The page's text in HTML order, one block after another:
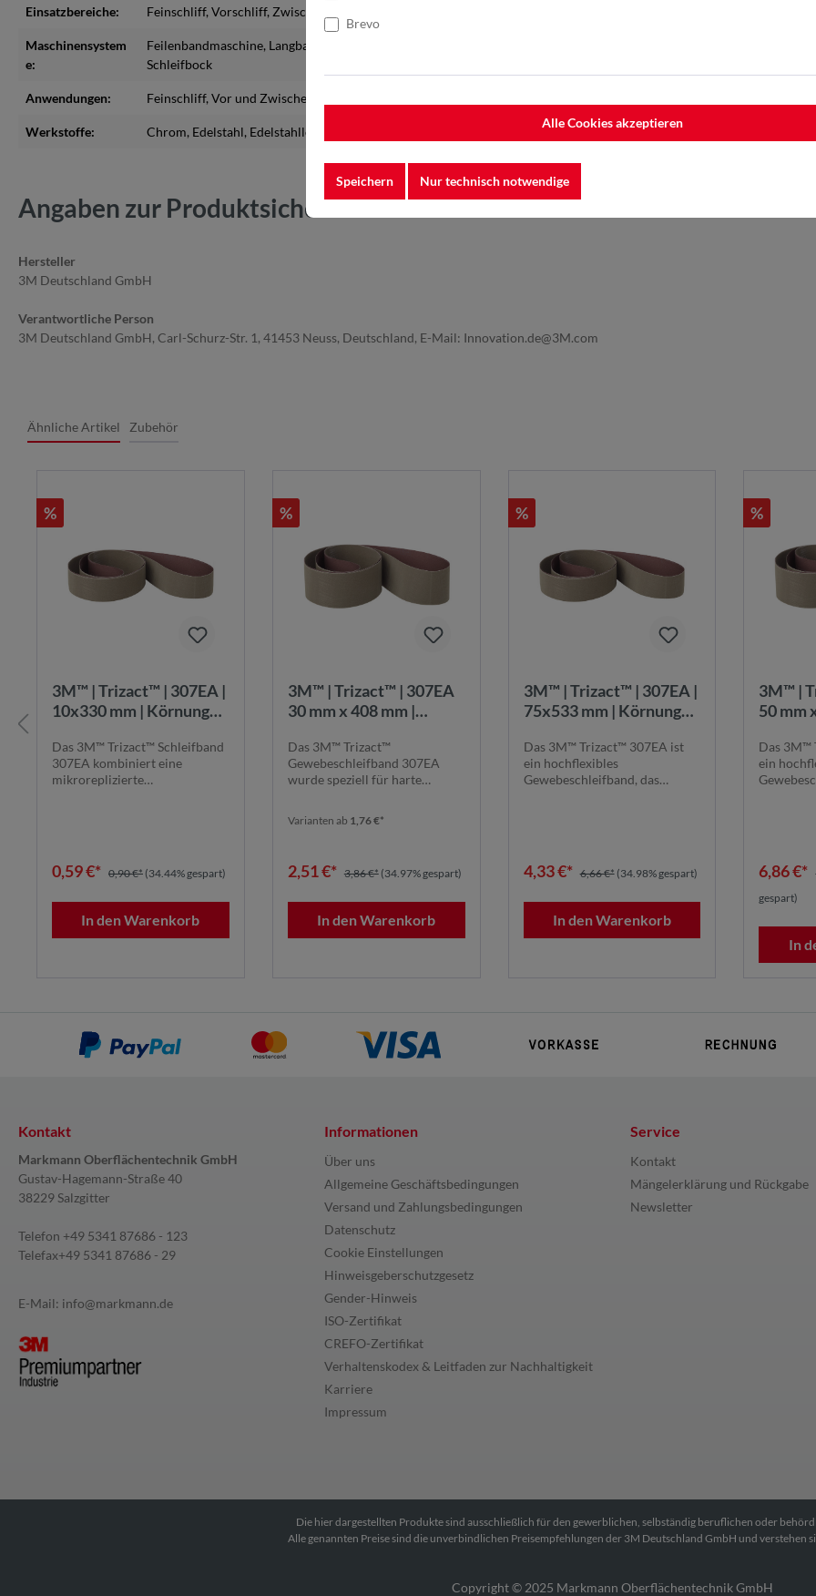
Einsatzbereiche: Feinschliff, Vorschliff, Zwischenschliff
Maschinensystem
e:
Feilenbandmaschine, Langbandmaschine
Schleifbock
Anwendungen: Feinschliff, Vor und Zwischenschliff
Werkstoffe: Chrom, Edelstahl, Edelstahllegierungen , Titan
Angaben zur Produktsicherheit
Hersteller
3M Deutschland GmbH
Verantwortliche Person
3M Deutschland GmbH, Carl-Schurz-Str. 1, 41453 Neuss, Deutschland, E-Mail: Innovation.de@3M.com
Ähnliche Artikel Zubehör
%
3M™ | Trizact™ | 307EA |
10x330 mm | Körnung
Strukturiertes 3M™
Schleifmittel für
gleichmäßiges Finish
Das 3M™ Trizact™ Schleifband
307EA kombiniert eine
mikroreplizierte
0,59 €* 0,90 €* (34.44% gespart)
In den Warenkorb
%
3M™ | Trizact™ | 307EA
30 mm x 408 mm |
Strukturiertes 3M™
Schleifmittel für
gleichmäßiges Finish |
Das 3M™ Trizact™
Gewebeschleifband 307EA
wurde speziell für harte
Varianten ab 1,76 €*
2,51 €* 3,86 €* (34.97% gespart)
In den Warenkorb
%
3M™ | Trizact™ | 307EA |
75x533 mm | Körnung
Strukturiertes 3M™
Schleifmittel für
gleichmäßiges Finish
Das 3M™ Trizact™ 307EA ist
ein hochflexibles
Gewebeschleifband, das
4,33 €* 6,66 €* (34.98% gespart)
In den Warenkorb
%
3M™ |
50 mm
Das 3M™
ein
6,86 €*
gespart)
In
Kontakt
Markmann Oberflächentechnik GmbH
Gustav-Hagemann-Straße 40
38229 Salzgitter
Telefon +49 5341 87686 - 123
Telefax+49 5341 87686 - 29
E-Mail: info@markmann.de
Informationen
Über uns
Allgemeine Geschäftsbedingungen
Versand und Zahlungsbedingungen
Datenschutz
Cookie Einstellungen
Hinweisgeberschutzgesetz
Gender-Hinweis
ISO-Zertifikat
CREFO-Zertifikat
Verhaltenskodex & Leitfaden zur Nachhaltigkeit
Karriere
Impressum
Service
Kontakt
Mängelerklärung und Rückgabe
Newsletter
Die hier dargestellten Produkte sind ausschließlich für den gewerblichen, selbständig beruflichen oder
Alle genannten Preise sind die unverbindlichen Preisempfehlungen der 3M Deutschland GmbH und verstehen
Copyright © 2025 Markmann Oberflächentechnik GmbH
Brevo
Alle Cookies akzeptieren
Speichern Nur technisch notwendige